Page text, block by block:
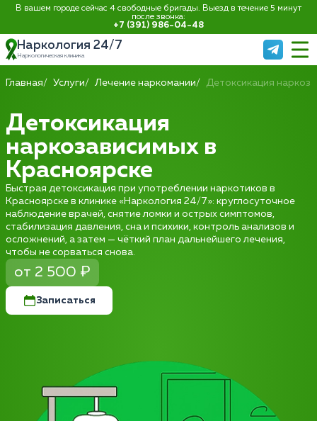
В вашем городе сейчас 4 свободные бригады. Выезд в течение 5 минут
после звонка:
+7 (391) 986-04-48
Наркология 24/7
Наркологическая клиника
Главная Услуги Лечение наркомании Детоксикация
Детоксикация
наркозависимых в
Красноярске
Быстрая детоксикация при употреблении наркотиков в
Красноярске в клинике «Наркология 24/7»: круглосуточное
наблюдение врачей, снятие ломки и острых симптомов,
стабилизация давления, сна и психики, контроль анализов и
осложнений, а затем — чёткий план дальнейшего лечения,
чтобы не сорваться снова.
от 2 500 ₽
Записаться